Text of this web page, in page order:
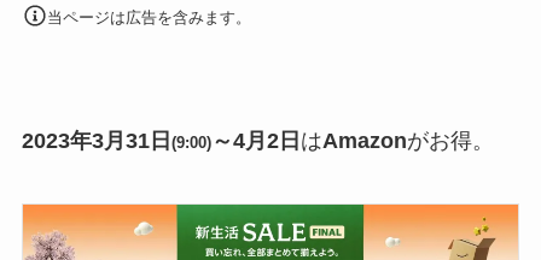
当ページは広告を含みます。
2023年3月31日 (9:00)～4月2日 はAmazonがお得。